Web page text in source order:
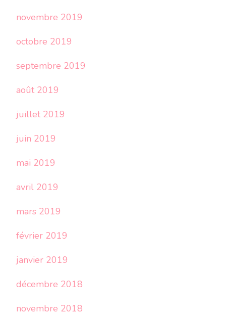
novembre 2019
octobre 2019
septembre 2019
août 2019
juillet 2019
juin 2019
mai 2019
avril 2019
mars 2019
février 2019
janvier 2019
décembre 2018
novembre 2018